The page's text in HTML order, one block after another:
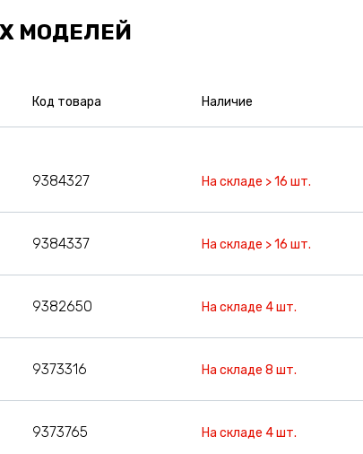
МОДЕЛЕЙ
Код товара Наличие
9384327 На складе > 16 шт.
9384337 На складе > 16 шт.
9382650 На складе 4 шт.
9373316 На складе 8 шт.
9373765 На складе 4 шт.